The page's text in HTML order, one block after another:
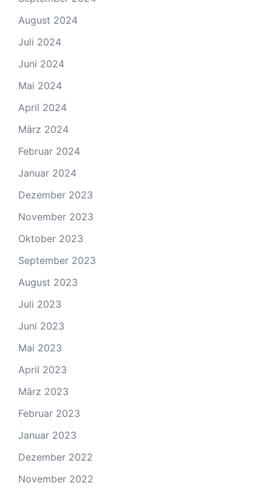
August 2024
Juli 2024
Juni 2024
Mai 2024
April 2024
März 2024
Februar 2024
Januar 2024
Dezember 2023
November 2023
Oktober 2023
September 2023
August 2023
Juli 2023
Juni 2023
Mai 2023
April 2023
März 2023
Februar 2023
Januar 2023
Dezember 2022
November 2022